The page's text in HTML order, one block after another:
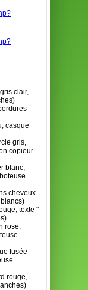
clair,
casque
gris,
copieur
blanc,
cheveux
texte "
rose,
fusée
rouge,